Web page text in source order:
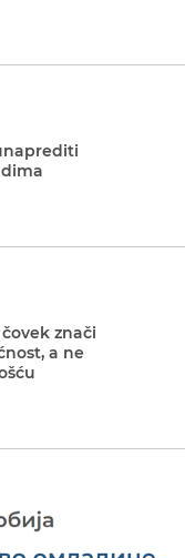
znači
a ne